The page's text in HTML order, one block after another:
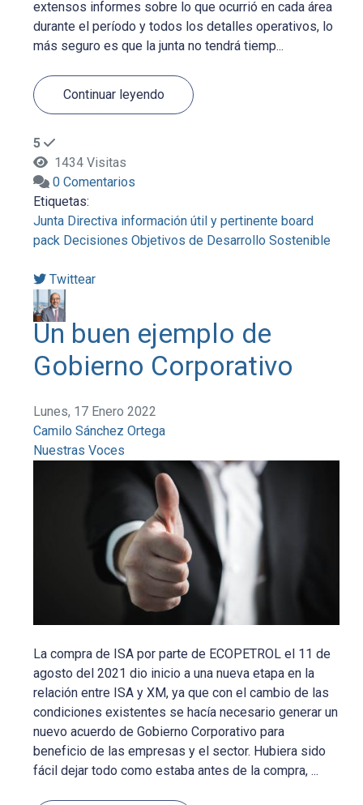
extensos informes sobre lo que ocurrió en cada área
durante el período y todos los detalles operativos, lo
más seguro es que la junta no tendrá tiemp...
Continuar leyendo
5
1434 Visitas
0 Comentarios
Etiquetas:
Junta Directiva información útil y pertinente board
pack Decisiones Objetivos de Desarrollo Sostenible
Twittear
Un buen ejemplo de
Gobierno Corporativo
Lunes, 17 Enero 2022
Camilo Sánchez Ortega
Nuestras Voces
La compra de ISA por parte de ECOPETROL el 11 de
agosto del 2021 dio inicio a una nueva etapa en la
relación entre ISA y XM, ya que con el cambio de las
condiciones existentes se hacía necesario generar un
nuevo acuerdo de Gobierno Corporativo para
beneficio de las empresas y el sector. Hubiera sido
fácil dejar todo como estaba antes de la compra, ...